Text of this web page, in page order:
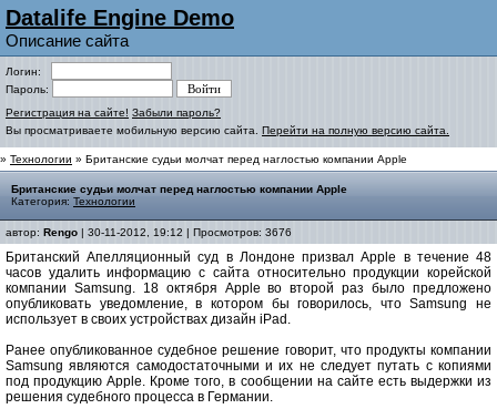
Datalife Engine Demo
Описание сайта
Логин:
Пароль:
Регистрация на сайте! Забыли пароль?
Вы просматриваете мобильную версию сайта. Перейти на полную версию сайта.
» Технологии » Британские судьи молчат перед наглостью компании Apple
Британские судьи молчат перед наглостью компании Apple
Категория: Технологии
автор: Rengo | 30-11-2012, 19:12 | Просмотров: 3676
Британский Апелляционный суд в Лондоне призвал Apple в течение 48
часов удалить информацию с сайта относительно продукции корейской
компании Samsung. 18 октября Apple во второй раз было предложено
опубликовать уведомление, в котором бы говорилось, что Samsung не
использует в своих устройствах дизайн iPad.
Ранее опубликованное судебное решение говорит, что продукты компании
Samsung являются самодостаточными и их не следует путать с копиями
под продукцию Apple. Кроме того, в сообщении на сайте есть выдержки из
решения судебного процесса в Германии.